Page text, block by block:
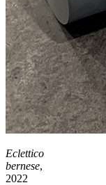
Eclettico
bernese,
2022